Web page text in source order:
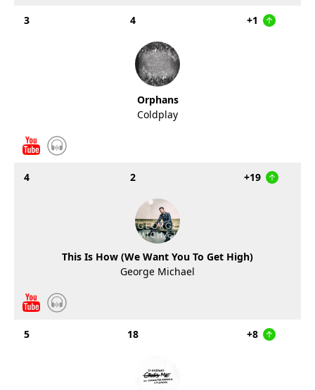
3 4 +1
Orphans
Coldplay
4 2 +19
This Is How (We Want You To Get High)
George Michael
5 18 +8